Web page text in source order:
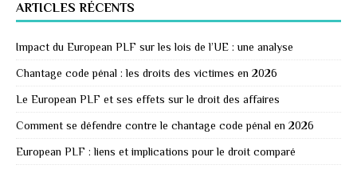
ARTICLES RÉCENTS
Impact du European PLF sur les lois de l’UE : une analyse
Chantage code pénal : les droits des victimes en 2026
Le European PLF et ses effets sur le droit des affaires
Comment se défendre contre le chantage code pénal en 2026
European PLF : liens et implications pour le droit comparé